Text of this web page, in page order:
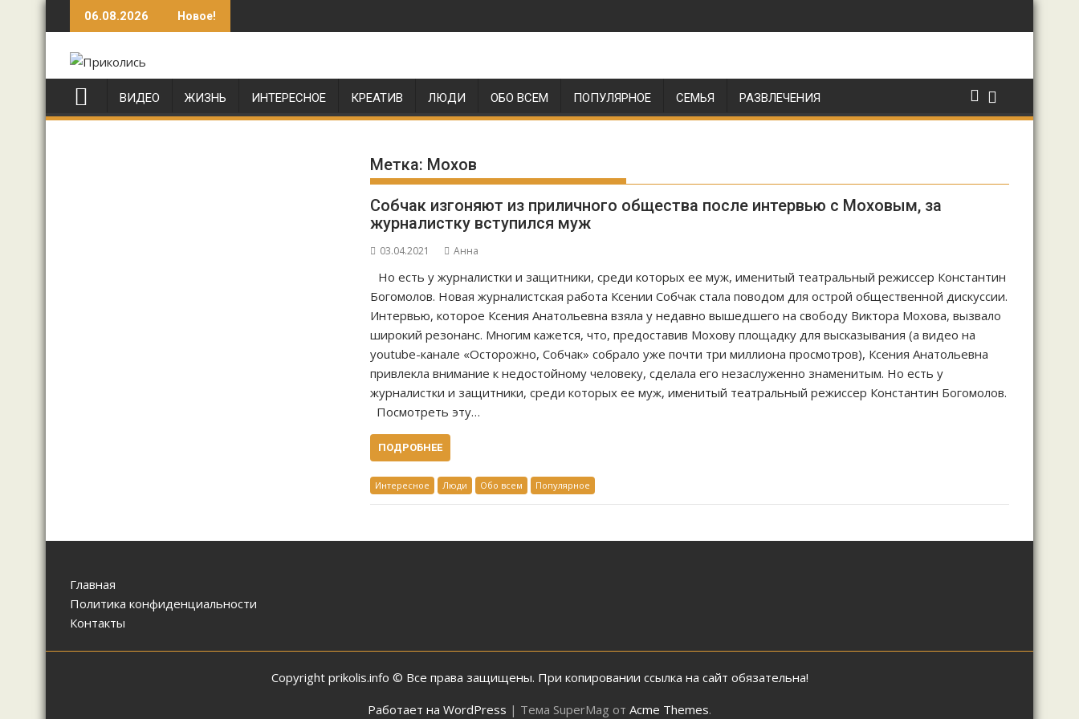
Перейти
к
06.08.2026 Новое!
ВИДЕО ЖИЗНЬ ИНТЕРЕСНОЕ КРЕАТИВ ЛЮДИ ОБО ВСЕМ ПОПУЛЯРНОЕ СЕМЬЯ РАЗВЛЕЧЕНИЯ
Метка: Мохов
Собчак изгоняют из приличного общества после интервью с Моховым, за
журналистку вступился муж
03.04.2021 Анна
Но есть у журналистки и защитники, среди которых ее муж, именитый театральный режиссер Константин
Богомолов. Новая журналистская работа Ксении Собчак стала поводом для острой общественной дискуссии.
Интервью, которое Ксения Анатольевна взяла у недавно вышедшего на свободу Виктора Мохова, вызвало
широкий резонанс. Многим кажется, что, предоставив Мохову площадку для высказывания (а видео на
youtube-канале «Осторожно, Собчак» собрало уже почти три миллиона просмотров), Ксения Анатольевна
привлекла внимание к недостойному человеку, сделала его незаслуженно знаменитым. Но есть у
журналистки и защитники, среди которых ее муж, именитый театральный режиссер Константин Богомолов.
Посмотреть эту…
ПОДРОБНЕЕ
Интересное Люди Обо всем Популярное
Главная
Политика конфиденциальности
Контакты
Copyright prikolis.info © Все права защищены. При копировании ссылка на сайт обязательна!
Работает на WordPress | Тема SuperMag от Acme Themes.